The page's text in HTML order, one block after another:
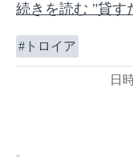
続きを読む "貸す
トロイア
日